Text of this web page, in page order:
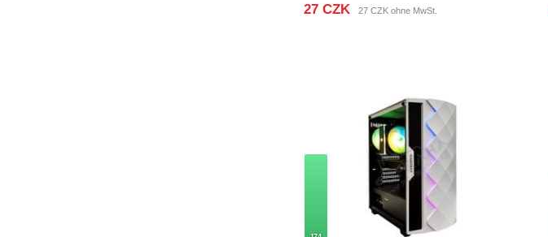
27 CZK 27 CZK ohne MwSt.